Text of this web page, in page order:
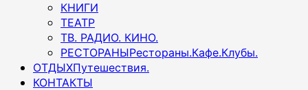
КНИГИ
ТЕАТР
ТВ. РАДИО. КИНО.
РЕСТОРАНЫРестораны.Кафе.Клубы.
ОТДЫХПутешествия.
КОНТАКТЫ